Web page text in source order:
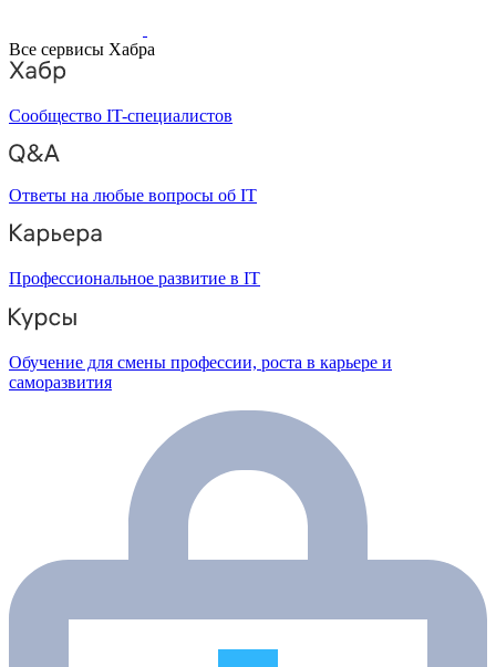
Все сервисы Хабра
Сообщество IT-специалистов
Ответы на любые вопросы об IT
Профессиональное развитие в IT
Обучение для смены профессии, роста в карьере и
саморазвития